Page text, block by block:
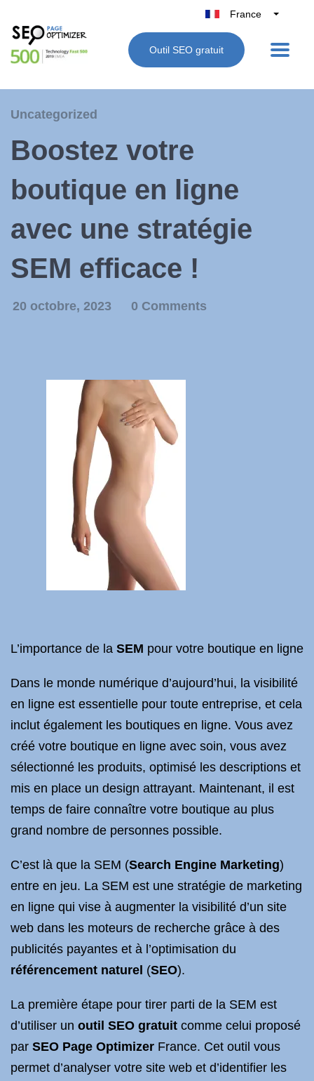
France
Belgique
België
Outil SEO gratuit
Uncategorized
Boostez votre
boutique en ligne
avec une stratégie
SEM efficace !
20 octobre, 2023 0 Comments
L’importance de la SEM pour votre boutique en ligne
Dans le monde numérique d’aujourd’hui, la visibilité
en ligne est essentielle pour toute entreprise, et cela
inclut également les boutiques en ligne. Vous avez
créé votre boutique en ligne avec soin, vous avez
sélectionné les produits, optimisé les descriptions et
mis en place un design attrayant. Maintenant, il est
temps de faire connaître votre boutique au plus
grand nombre de personnes possible.
C’est là que la SEM (Search Engine Marketing)
entre en jeu. La SEM est une stratégie de marketing
en ligne qui vise à augmenter la visibilité d’un site
web dans les moteurs de recherche grâce à des
publicités payantes et à l’optimisation du
référencement naturel (SEO).
La première étape pour tirer parti de la SEM est
d’utiliser un outil SEO gratuit comme celui proposé
par SEO Page Optimizer France. Cet outil vous
permet d’analyser votre site web et d’identifier les